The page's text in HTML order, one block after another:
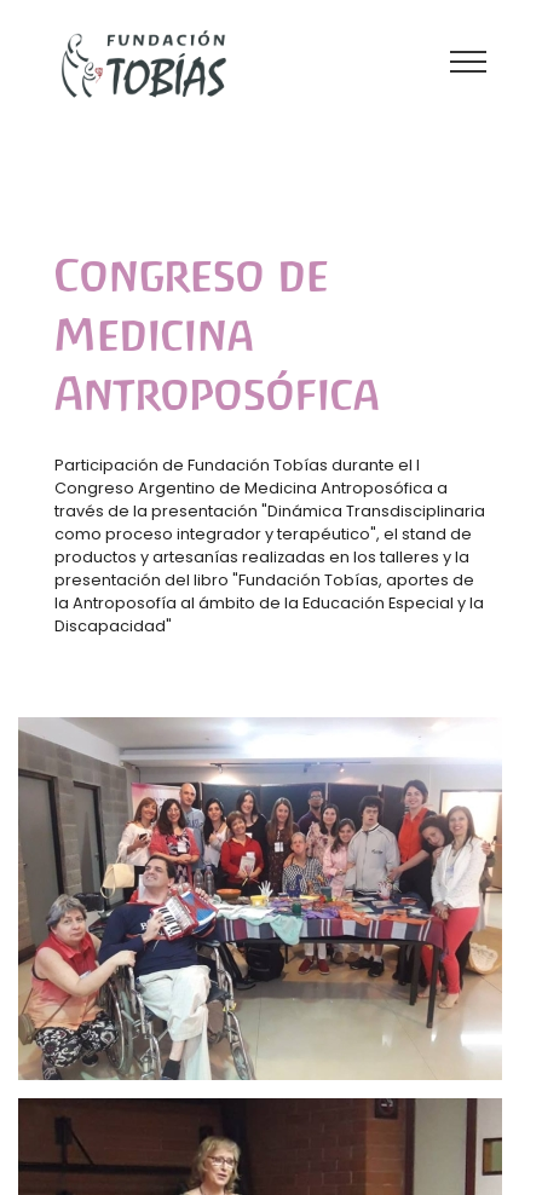
CONGRESO MEDICINA
ANTROPOSÓFICA
Congreso de
Medicina
Antroposófica
Participación de Fundación Tobías durante el I
Congreso Argentino de Medicina Antroposófica a
través de la presentación "Dinámica Transdisciplinaria
como proceso integrador y terapéutico", el stand de
productos y artesanías realizadas en los talleres y la
presentación del libro "Fundación Tobías, aportes de
la Antroposofía al ámbito de la Educación Especial y la
Discapacidad"